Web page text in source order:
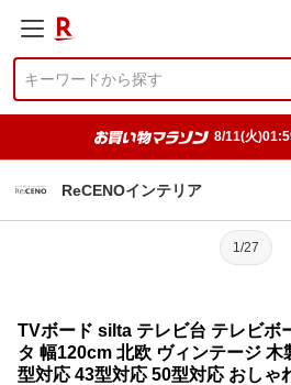
8/11(火
ReCENOインテリア
1/27
TVボード silta テレビ台 テレビボ
タ 幅120cm 北欧 ヴィンテージ 木
型対応 43型対応 50型対応 おしゃ